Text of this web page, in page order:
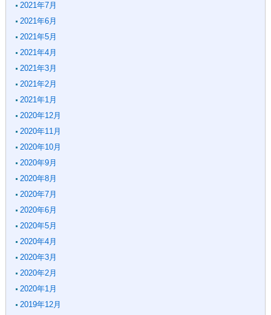
2021年7月
2021年6月
2021年5月
2021年4月
2021年3月
2021年2月
2021年1月
2020年12月
2020年11月
2020年10月
2020年9月
2020年8月
2020年7月
2020年6月
2020年5月
2020年4月
2020年3月
2020年2月
2020年1月
2019年12月